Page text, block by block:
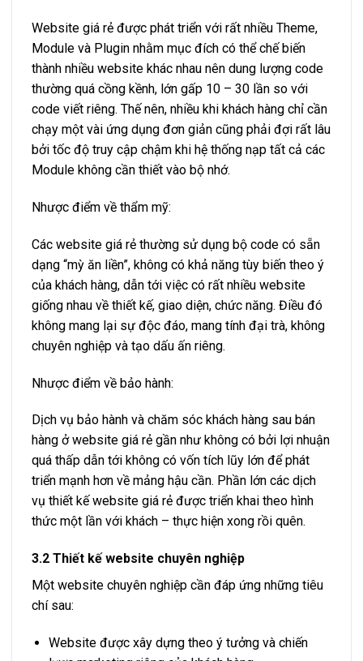
Website giá rẻ được phát triển với rất nhiều Theme,
Module và Plugin nhằm mục đích có thể chế biến
thành nhiều website khác nhau nên dung lượng code
thường quá cồng kềnh, lớn gấp 10 – 30 lần so với
code viết riêng. Thế nên, nhiều khi khách hàng chỉ cần
chạy một vài ứng dụng đơn giản cũng phải đợi rất lâu
bởi tốc độ truy cập chậm khi hệ thống nạp tất cả các
Module không cần thiết vào bộ nhớ.
Nhược điểm về thẩm mỹ:
Các website giá rẻ thường sử dụng bộ code có sẵn
dạng “mỳ ăn liền”, không có khả năng tùy biến theo ý
của khách hàng, dẫn tới việc có rất nhiều website
giống nhau về thiết kế, giao diện, chức năng. Điều đó
không mang lại sự độc đáo, mang tính đại trà, không
chuyên nghiệp và tạo dấu ấn riêng.
Nhược điểm về bảo hành:
Dịch vụ bảo hành và chăm sóc khách hàng sau bán
hàng ở website giá rẻ gần như không có bởi lợi nhuận
quá thấp dẫn tới không có vốn tích lũy lớn để phát
triển mạnh hơn về mảng hậu cần. Phần lớn các dịch
vụ thiết kế website giá rẻ được triển khai theo hình
thức một lần với khách – thực hiện xong rồi quên.
3.2 Thiết kế website chuyên nghiệp
Một website chuyên nghiệp cần đáp ứng những tiêu
chí sau:
Website được xây dựng theo ý tưởng và chiến